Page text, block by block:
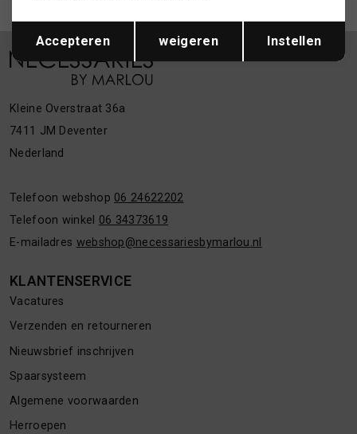
Kleine Overstraat 36a
7411 JM Deventer
Nederland
Telefoon webshop 06 24622202
Telefoon winkel 06 34373619
E-mailadres webshop@necessariesbymarlou.nl
KLANTENSERVICE
Vacatures
Verzenden en retourneren
Nieuwsbrief inschrijven
Spaarsysteem
Algemene voorwaarden
Herroepen
Terug Opslaan
Accepteren weigeren Instellen